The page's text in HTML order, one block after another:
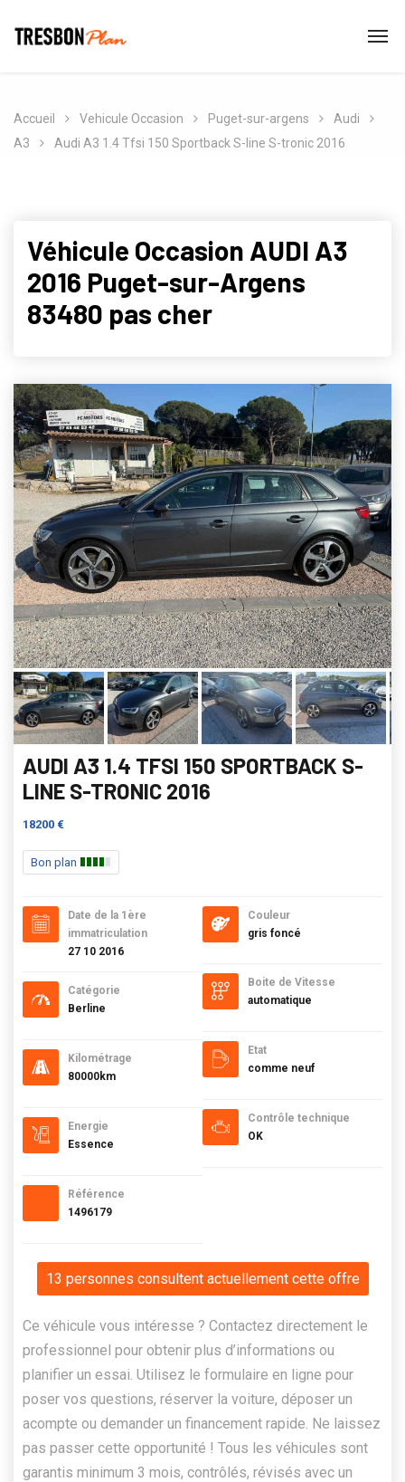
Accueil Vehicule Occasion Puget-sur-argens
Audi
A3
Audi A3 1.4 Tfsi 150 Sportback S-line S-tronic 2016
Véhicule Occasion AUDI A3
2016 Puget-sur-Argens
83480 pas cher
AUDI A3 1.4 TFSI 150 SPORTBACK S-
LINE S-TRONIC 2016
18200 €
Bon plan
Date de la 1ère
immatriculation
27 10 2016
Catégorie
Berline
Kilométrage
80000km
Energie
Essence
Référence
1496179
Couleur
gris foncé
Boite de Vitesse
automatique
Etat
comme neuf
Contrôle technique
OK
13 personnes consultent actuellement cette offre
Ce véhicule vous intéresse ? Contactez directement le
professionnel pour obtenir plus d’informations ou
planifier un essai. Utilisez le formulaire en ligne pour
poser vos questions, réserver la voiture, déposer un
acompte ou demander un financement rapide. Ne laissez
pas passer cette opportunité ! Tous les véhicules sont
garantis minimum 3 mois, contrôlés, révisés avec un